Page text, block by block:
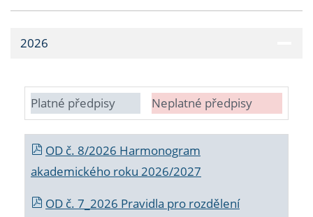
2026
Platné předpisy Neplatné předpisy
OD č. 8/2026 Harmonogram
akademického roku 2026/2027
OD č. 7_2026 Pravidla pro rozdělení